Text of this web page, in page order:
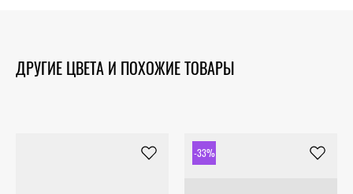
ДРУГИЕ ЦВЕТА И ПОХОЖИЕ ТОВАРЫ
-33%